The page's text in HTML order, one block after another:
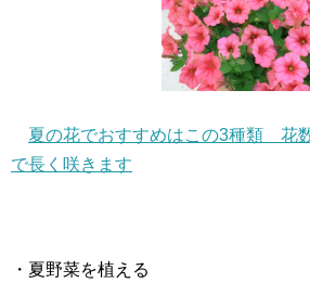
夏の花でおすすめはこの3種類 花
で長く咲きます
・夏野菜を植える